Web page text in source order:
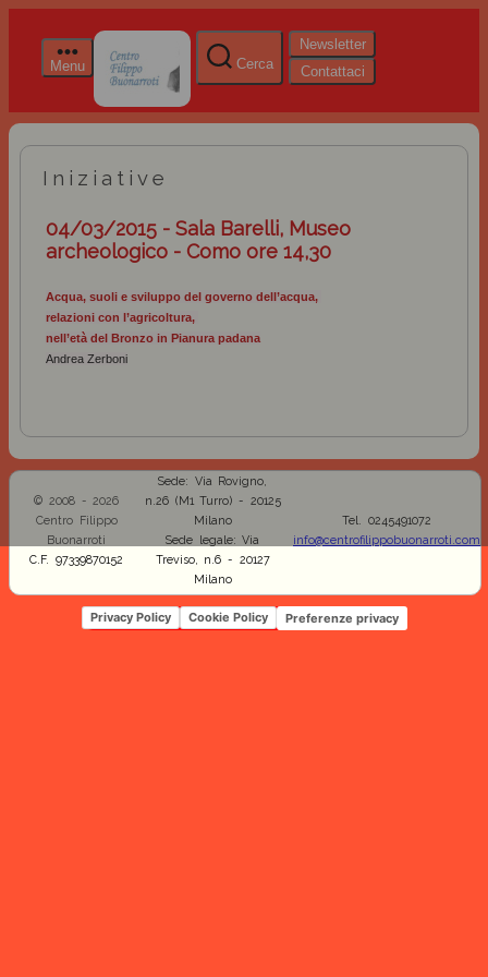
Menu Cerca
Newsletter
Contattaci
Iniziative
04/03/2015 - Sala Barelli, Museo
archeologico - Como ore 14,30
Acqua, suoli e sviluppo del governo dell’acqua,
relazioni con l’agricoltura,
nell’età del Bronzo in Pianura padana
Andrea Zerboni
© 2008 - 2026
Centro Filippo
Buonarroti
C.F. 97339870152
Sede: Via Rovigno,
n.26 (M1 Turro) - 20125
Milano
Sede legale: Via
Treviso, n.6 - 20127
Milano
Tel. 0245491072
info@centrofilippobuonarroti.com
Privacy Policy Cookie Policy Preferenze privacy